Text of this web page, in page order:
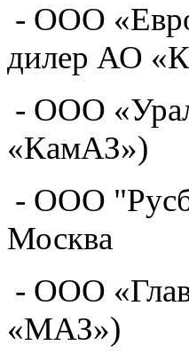
- ООО
дилер АО
- ООО
«КамАЗ»)
- ООО
Москва
- ООО
«МАЗ»)